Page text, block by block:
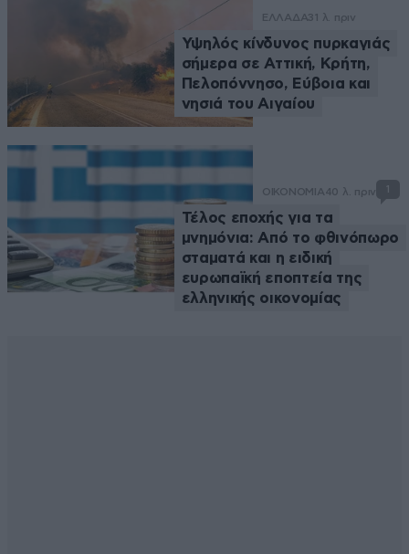
ΕΛΛΑΔΑ31 λ. πριν
Υψηλός κίνδυνος πυρκαγιάς
σήμερα σε Αττική, Κρήτη,
Πελοπόννησο, Εύβοια και
νησιά του Αιγαίου
ΟΙΚΟΝΟΜΙΑ40 λ. πριν
Τέλος εποχής για τα
μνημόνια: Από το φθινόπωρο
σταματά και η ειδική
ευρωπαϊκή εποπτεία της
ελληνικής οικονομίας